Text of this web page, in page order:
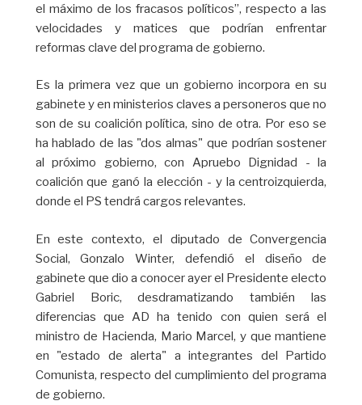
el máximo de los fracasos políticos”, respecto a las
velocidades y matices que podrían enfrentar
reformas clave del programa de gobierno.
Es la primera vez que un gobierno incorpora en su
gabinete y en ministerios claves a personeros que no
son de su coalición política, sino de otra. Por eso se
ha hablado de las "dos almas" que podrían sostener
al próximo gobierno, con Apruebo Dignidad - la
coalición que ganó la elección - y la centroizquierda,
donde el PS tendrá cargos relevantes.
En este contexto, el diputado de Convergencia
Social, Gonzalo Winter, defendió el diseño de
gabinete que dio a conocer ayer el Presidente electo
Gabriel Boric, desdramatizando también las
diferencias que AD ha tenido con quien será el
ministro de Hacienda, Mario Marcel, y que mantiene
en "estado de alerta" a integrantes del Partido
Comunista, respecto del cumplimiento del programa
de gobierno.